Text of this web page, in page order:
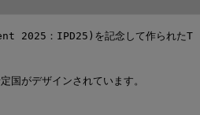
2025：IPD25)を記念して作られたT
国がデザインされています。